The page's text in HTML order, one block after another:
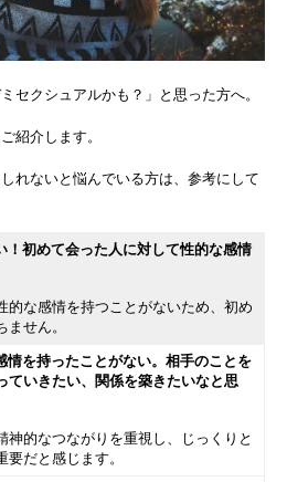
セクシュアルかも？」と思った方へ。
紹介します。
れないと悩んでいる方は、参考にして
初めて会った人に対して性的な感情
的な感情を持つことがないため、初め
せん。
を持ったことがない。相手のことを
ていきたい、関係を築きたいなと思
神的なつながりを重視し、じっくりと
だと感じます。